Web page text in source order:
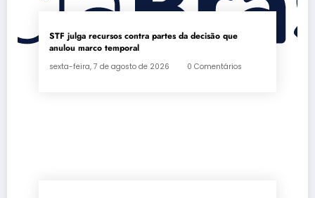
STF julga recursos contra partes da decisão que
anulou marco temporal
sexta-feira, 7 de agosto de 2026 0 Comentários